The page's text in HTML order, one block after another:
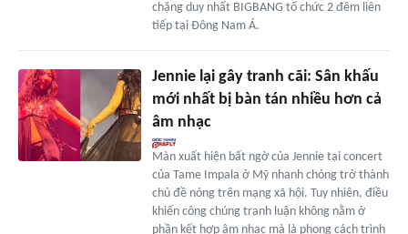
chặng duy nhất BIGBANG tổ chức 2 đêm liên
tiếp tại Đông Nam Á.
Jennie lại gây tranh cãi: Sân khấu
mới nhất bị bàn tán nhiều hơn cả
âm nhạc
Màn xuất hiện bất ngờ của Jennie tại concert
của Tame Impala ở Mỹ nhanh chóng trở thành
chủ đề nóng trên mạng xã hội. Tuy nhiên, điều
khiến công chúng tranh luận không nằm ở
phần kết hợp âm nhạc mà là phong cách trình